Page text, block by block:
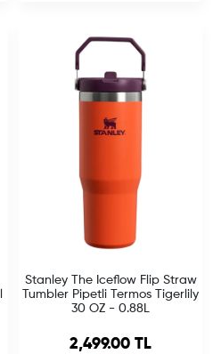
Stanley The Iceflow Flip Straw
Tumbler Pipetli Termos Tigerlily
30 OZ - 0.88L
Sale price
2,499.00 TL